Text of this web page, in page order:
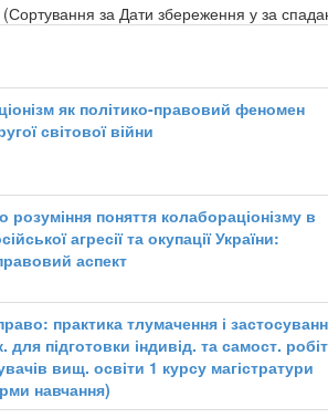
(Сортування за Дати збереження у за
як політико-правовий феномен
світової війни
розуміння поняття колабораціонізму в
агресії та окупації України:
аспект
практика тлумачення і
для підготовки індивід. та самост. робіт
вищ. освіти 1 курсу магістратури
навчання)